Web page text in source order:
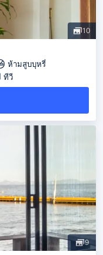
10
ห้ามสูบบุหรี่
ทีวี
9